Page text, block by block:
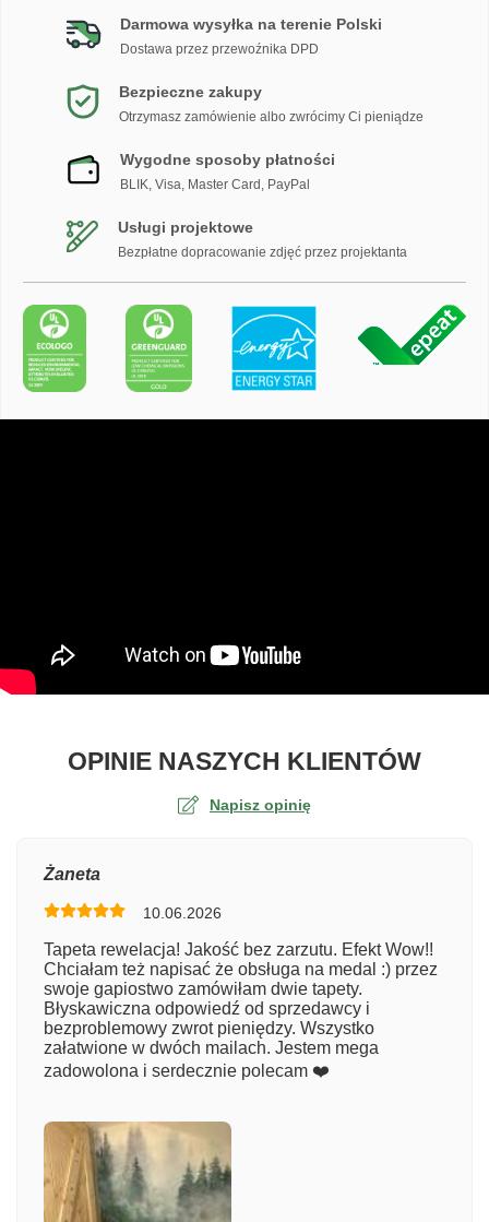
Darmowa wysyłka na terenie Polski
Dostawa przez przewoźnika DPD
Bezpieczne zakupy
Otrzymasz zamówienie albo zwrócimy Ci pieniądze
Wygodne sposoby płatności
BLIK, Visa, Master Card, PayPal
Usługi projektowe
Bezpłatne dopracowanie zdjęć przez projektanta
OPINIE NASZYCH KLIENTÓWO
Napisz opinię
Numer zamówienia
Imię
Żaneta
10.06.2026
Tapeta rewelacja! Jakość bez zarzutu. Efekt Wow!!
Chciałam też napisać że obsługa na medal :) przez
swoje gapiostwo zamówiłam dwie tapety.
Błyskawiczna odpowiedź od sprzedawcy i
bezproblemowy zwrot pieniędzy. Wszystko
załatwione w dwóch mailach. Jestem mega
zadowolona i serdecznie polecam ❤️